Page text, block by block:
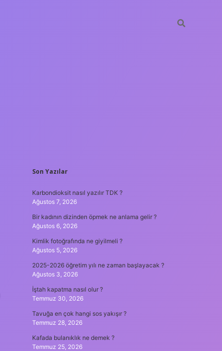
SIDEBAR
Son Yazılar
Karbondioksit nasıl yazılır TDK ?
Ağustos 7, 2026
Bir kadının dizinden öpmek ne anlama gelir ?
Ağustos 6, 2026
Kimlik fotoğrafında ne giyilmeli ?
Ağustos 5, 2026
2025-2026 öğretim yılı ne zaman başlayacak ?
Ağustos 3, 2026
İştah kapatma nasıl olur ?
Temmuz 30, 2026
Tavuğa en çok hangi sos yakışır ?
Temmuz 28, 2026
Kafada bulanıklık ne demek ?
Temmuz 25, 2026